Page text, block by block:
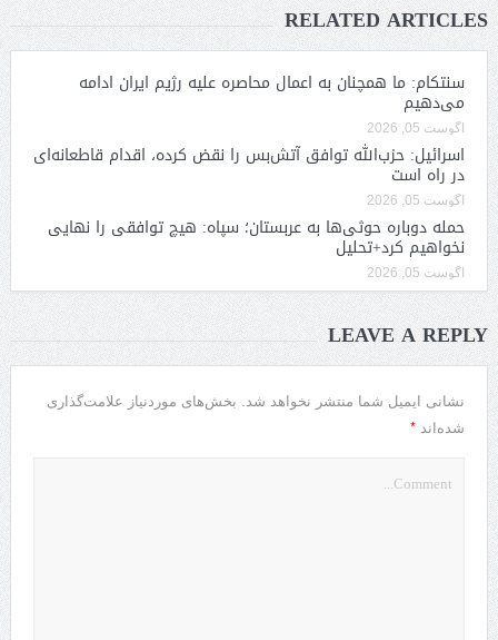
RELATED ARTICLES
سنتکام: ما همچنان به اعمال محاصره علیه رژیم ایران ادامه
می‌دهیم
آگوست 05, 2026
اسرائیل: حزب‌الله توافق آتش‌بس را نقض کرده، اقدام قاطعانه‌ای
در راه است
آگوست 05, 2026
حمله دوباره حوثی‌ها به عربستان؛ سپاه: هیچ توافقی را نهایی
نخواهیم کرد+تحلیل
آگوست 05, 2026
LEAVE A REPLY
نشانی ایمیل شما منتشر نخواهد شد. بخش‌های موردنیاز علامت‌گذاری
شده‌اند *